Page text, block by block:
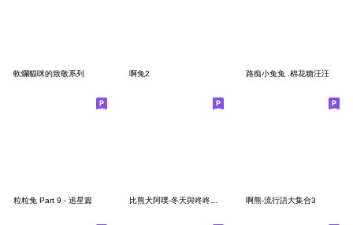
軟爛貓咪的致敬系列 啊兔2 路痴小兔兔 .棉花糖汪汪
粒粒兔 Part 9 - 追星篇 比熊犬阿噗-冬天與咚咚隆咚鏘 啊熊-流行語大集合3